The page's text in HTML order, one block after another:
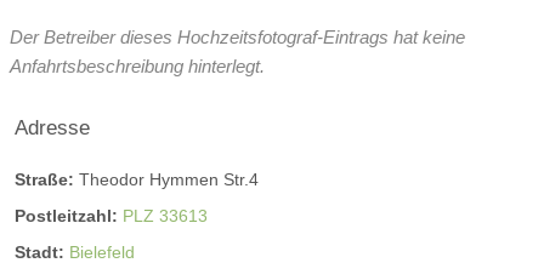
Der Betreiber dieses Hochzeitsfotograf-Eintrags hat keine
Anfahrtsbeschreibung hinterlegt.
Adresse
Straße: Theodor Hymmen Str.4
Postleitzahl: PLZ 33613
Stadt: Bielefeld